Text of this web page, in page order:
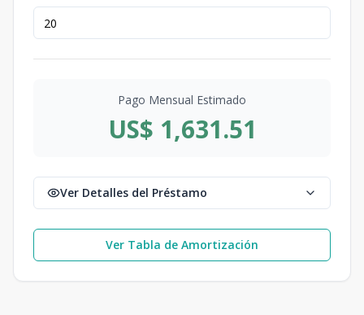
Pago Mensual Estimado
US$ 1,631.51
Ver Detalles del Préstamo
Ver Tabla de Amortización